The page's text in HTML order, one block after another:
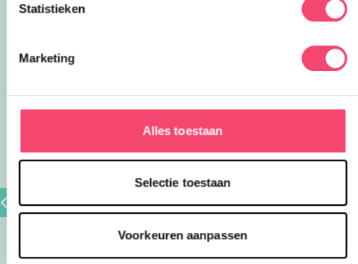
Statistieken
Marketing
Alles toestaan
Selectie toestaan
Voorkeuren aanpassen
Van paleizen en musea tot waterpret,
ontdek 26 favoriete zomeruitjes voor
Favoriete uitjes & adressen